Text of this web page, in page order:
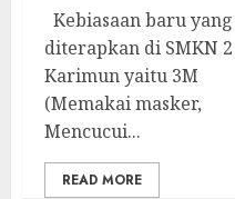
Kebiasaan baru yang
diterapkan di SMKN 2
Karimun yaitu 3M
(Memakai masker,
Mencucui...
READ MORE